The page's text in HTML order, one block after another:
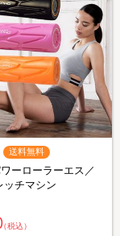
送料無料
ーローラーエス／
ッチマシン
（税込）